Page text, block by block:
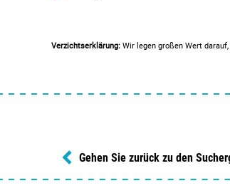
Verzichtserklärung: Wir legen großen Wert
Gehen Sie zurück zu den